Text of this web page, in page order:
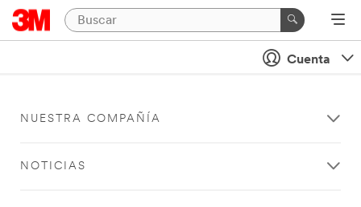
Cuenta
NUESTRA COMPAÑÍA
NOTICIAS